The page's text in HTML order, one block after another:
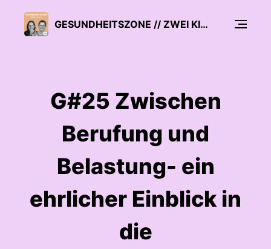
GESUNDHEITSZONE // ZWEI KINDERÄRZTE ÜBER PROBLEME UND LÖSUNGEN IN IHREM JOB
G#25 Zwischen
Berufung und
Belastung- ein
ehrlicher Einblick in
die